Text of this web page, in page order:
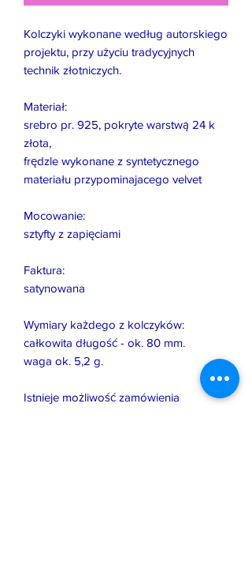
Kolczyki wykonane według autorskiego
projektu, przy użyciu tradycyjnych
technik złotniczych.
Materiał:
srebro pr. 925, pokryte warstwą 24 k
złota,
frędzle wykonane z syntetycznego
materiału przypominajacego velvet
Mocowanie:
sztyfty z zapięciami
Faktura:
satynowana
Wymiary każdego z kolczyków:
całkowita długość - ok. 80 mm.
waga ok. 5,2 g.
Istnieje możliwość zamówienia